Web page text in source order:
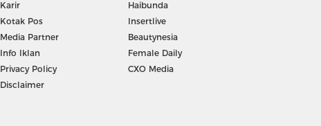
Karir
Kotak Pos
Media Partner
Info Iklan
Privacy Policy
Disclaimer
Haibunda
Insertlive
Beautynesia
Female Daily
CXO Media